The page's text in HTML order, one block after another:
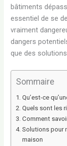
bâtiments
essentiel de se
vraiment
dangers
que des
Sommaire
Qu’est-ce
Quels sont les
Comment
Solutions pour
maison